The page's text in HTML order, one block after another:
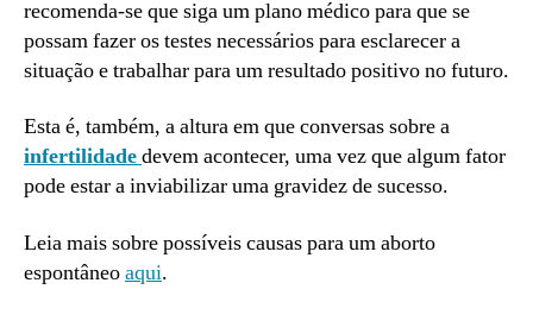
recomenda-se que siga um plano médico para que se
possam fazer os testes necessários para esclarecer a
situação e trabalhar para um resultado positivo no futuro.
Esta é, também, a altura em que conversas sobre a
infertilidadedevem acontecer, uma vez que algum fator
pode estar a inviabilizar uma gravidez de sucesso.
Leia mais sobre possíveis causas para um aborto
espontâneoaqui.